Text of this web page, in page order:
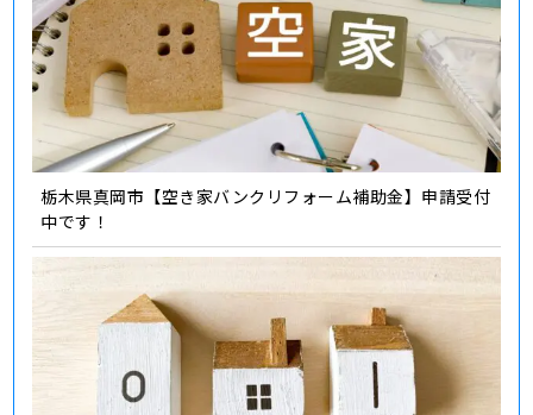
栃木県真岡市【空き家バンクリフォーム補助金】申請受付
中です！